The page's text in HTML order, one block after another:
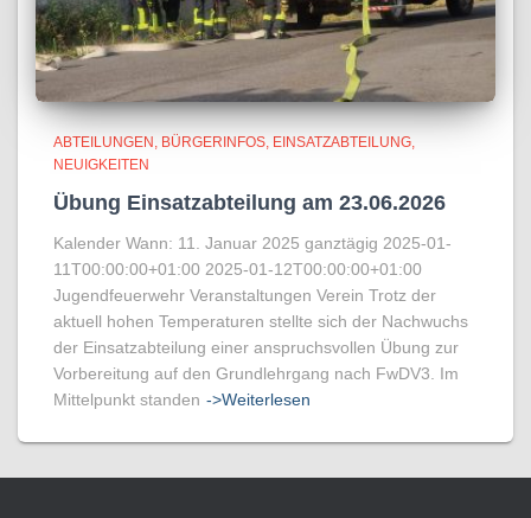
ABTEILUNGEN BÜRGERINFOS EINSATZABTEILUNG
NEUIGKEITEN
Übung Einsatzabteilung am 23.06.2026
Kalender Wann: 11. Januar 2025 ganztägig 2025-01-
11T00:00:00+01:00 2025-01-12T00:00:00+01:00
Jugendfeuerwehr Veranstaltungen Verein Trotz der
aktuell hohen Temperaturen stellte sich der Nachwuchs
der Einsatzabteilung einer anspruchsvollen Übung zur
Vorbereitung auf den Grundlehrgang nach FwDV3. Im
Mittelpunkt standen ->Weiterlesen